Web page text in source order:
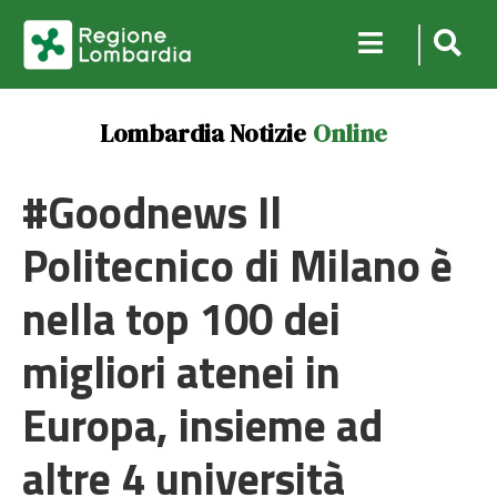
Lombardia Notizie Online
#Goodnews Il
Politecnico di Milano è
nella top 100 dei
migliori atenei in
Europa, insieme ad
altre 4 università